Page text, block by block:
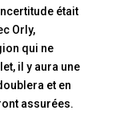
était
Orly,
qui ne
il y aura une
et en
assurées.